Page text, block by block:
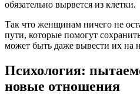
обязательно вырвется из клетки.
Так что женщинам ничего не
пути, которые помогут
может быть даже вывести их на
Психология:
новые отношения